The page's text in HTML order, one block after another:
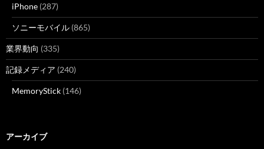
iPhone (287)
ソニーモバイル (865)
業界動向 (335)
記録メディア (240)
MemoryStick (146)
アーカイブ